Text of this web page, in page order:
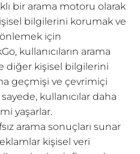
bir arama motoru olarak
bilgilerini korumak ve
için
kullanıcıların arama
diğer kişisel bilgilerini
geçmişi ve çevrimiçi
kullanıcılar daha
yaşarlar.
arama sonuçları sunar
kişisel veri